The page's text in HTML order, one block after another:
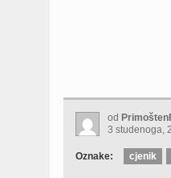
od
3 studenoga,
Oznake: cjenik